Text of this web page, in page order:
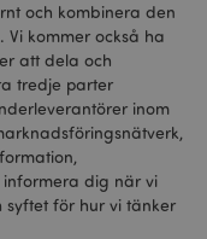
och kombinera den
kommer också ha
att dela och
tredje parter
inom
dig när vi
för hur vi tänker